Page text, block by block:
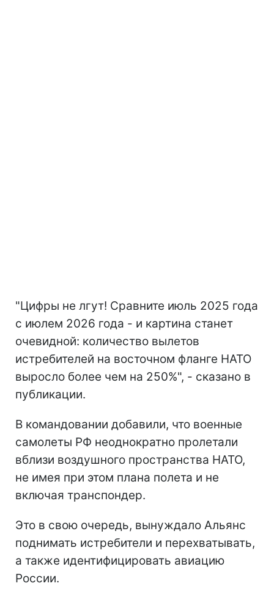
"Цифры не лгут! Сравните июль 2025 года
с июлем 2026 года - и картина станет
очевидной: количество вылетов
истребителей на восточном фланге НАТО
выросло более чем на 250%", - сказано в
публикации.
В командовании добавили, что военные
самолеты РФ неоднократно пролетали
вблизи воздушного пространства НАТО,
не имея при этом плана полета и не
включая транспондер.
Это в свою очередь, вынуждало Альянс
поднимать истребители и перехватывать,
а также идентифицировать авиацию
России.